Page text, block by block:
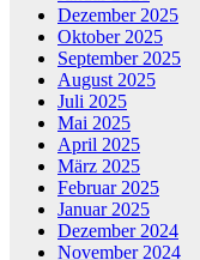
Dezember 2025
Oktober 2025
September 2025
August 2025
Juli 2025
Mai 2025
April 2025
März 2025
Februar 2025
Januar 2025
Dezember 2024
November 2024